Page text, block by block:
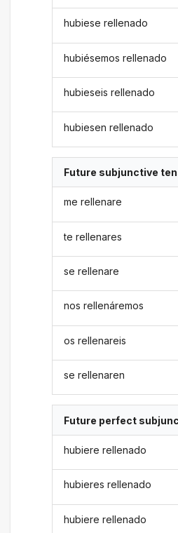
hubiese rellenado
hubiésemos rellenado
hubieseis rellenado
hubiesen rellenado
Future subjunctive
me rellenare
te rellenares
se rellenare
nos rellenáremos
os rellenareis
se rellenaren
Future perfect
hubiere rellenado
hubieres rellenado
hubiere rellenado